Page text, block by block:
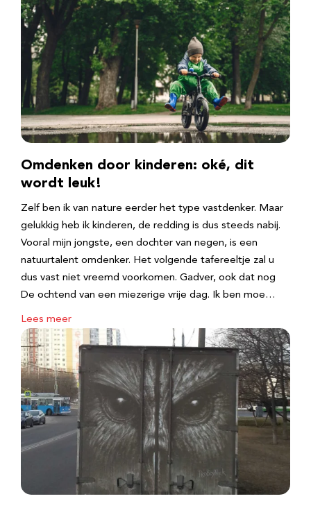
Omdenken door kinderen: oké, dit
wordt leuk!
Zelf ben ik van nature eerder het type vastdenker. Maar
gelukkig heb ik kinderen, de redding is dus steeds nabij.
Vooral mijn jongste, een dochter van negen, is een
natuurtalent omdenker. Het volgende tafereeltje zal u
dus vast niet vreemd voorkomen. Gadver, ook dat nog
De ochtend van een miezerige vrije dag. Ik ben moe…
Lees meer